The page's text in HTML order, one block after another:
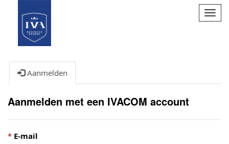
Aanmelden
Aanmelden met een IVACOM account
E-mail